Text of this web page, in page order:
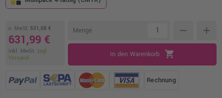
o. MwSt. 531,08 €
631,99 €
inkl. MwSt. zzgl.
Versand
Menge remove add
In den Warenkorb shopping_cart
Rechnung